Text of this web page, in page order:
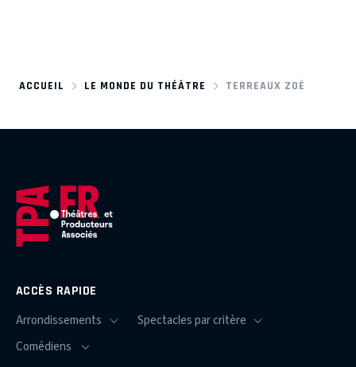
ACCUEIL LE MONDE DU THÉÂTRE TERREAUX ZOÉ
ACCÈS RAPIDE